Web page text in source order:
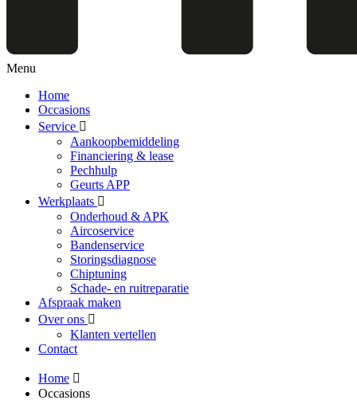
Menu
Home
Occasions
Service
Aankoopbemiddeling
Financiering & lease
Pechhulp
Geurts APP
Werkplaats
Onderhoud & APK
Aircoservice
Bandenservice
Storingsdiagnose
Chiptuning
Schade- en ruitreparatie
Afspraak maken
Over ons
Klanten vertellen
Contact
Home
Occasions